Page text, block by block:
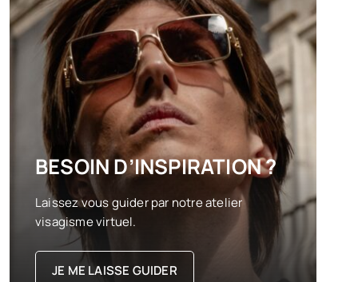
BESOIN D’INSPIRATION ?
Laissez vous guider par notre atelier
visagisme virtuel.
JE ME LAISSE GUIDER